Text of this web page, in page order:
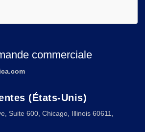
commerciale
(États-Unis)
Suite 600, Chicago, Illinois 60611,